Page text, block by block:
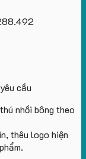
nhồi bông theo
thêu logo hiện